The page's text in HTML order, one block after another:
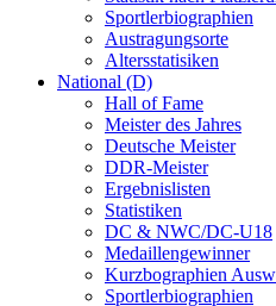
Sportlerbiographien
Austragungsorte
Altersstatisiken
National (D)
Hall of Fame
Meister des Jahres
Deutsche Meister
DDR-Meister
Ergebnislisten
Statistiken
DC & NWC/DC-U18
Medaillengewinner
Kurzbographien
Sportlerbiographien